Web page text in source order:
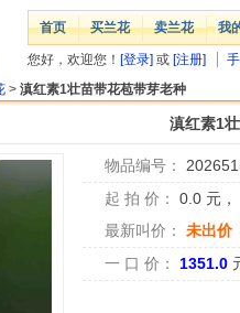
首页 买兰花 卖兰花 我
您好，欢迎您！ [登录] 或 [注册]
> 滇红素1壮苗带花苞带芽老种
滇红素1
物品编号：
起 拍 价：
0.0 元，
最新叫价：
未出价
一 口 价：
1351.0